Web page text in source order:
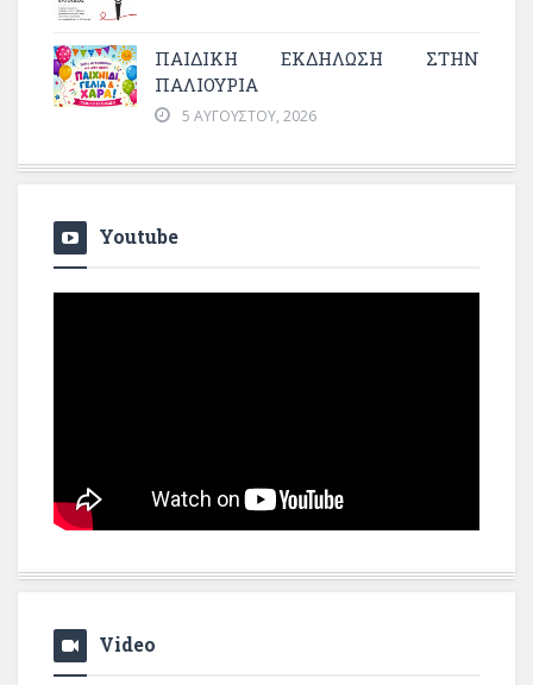
ΠΑΙΔΙΚΗ ΕΚΔΗΛΩΣΗ ΣΤΗΝ
ΠΑΛΙΟΥΡΙΑ
5 ΑΥΓΟΎΣΤΟΥ, 2026
Youtube
Video